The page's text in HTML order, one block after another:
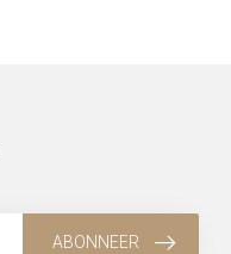
ABONNEER